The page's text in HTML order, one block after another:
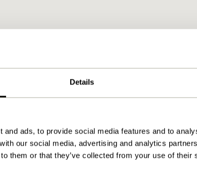
Details
and ads, to provide social media features and to
our social media, advertising and analytics
them or that they’ve collected from your use of their